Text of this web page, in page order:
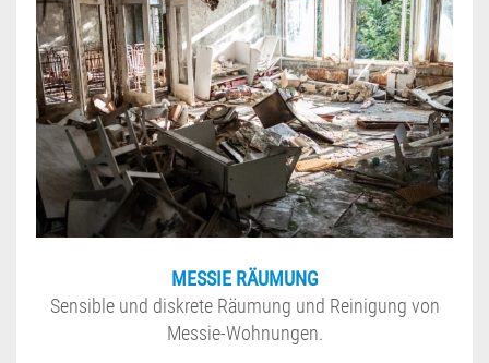
MESSIE RÄUMUNG
Sensible und diskrete Räumung und Reinigung von
Messie-Wohnungen.